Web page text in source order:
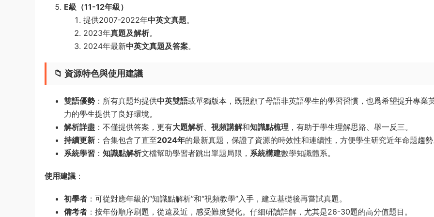
E級（11-12年級）
提供2007-2022年中英文真題。
2023年真題及解析。
2024年最新中英文真題及答案。
📁 資源特色與使用建議
雙語優勢 ：所有真題均提供中英雙語或單獨版本，既照顧了母語非英語學生的學習習慣，也爲希望提升專業
力的學生提供了良好環境。
解析詳盡 ：不僅提供答案，更有大題解析、 視頻講解和知識點梳理 ，有助于學生理解思路、舉一反三。
持續更新 ：合集包含了直至2024年的最新真題，保證了資源的時效性和連續性，方便學生研究近年命題趨勢
系統學習 ： 知識點解析文檔幫助學習者跳出單題局限， 系統構建數學知識體系。
使用建議 ：
初學者 ：可從對應年級的“知識點解析”和“視頻教學”入手，建立基礎後再嘗試真題。
備考者 ：按年份順序刷題，從遠及近，感受難度變化。仔細研讀詳解，尤其是26-30題的高分值題目。